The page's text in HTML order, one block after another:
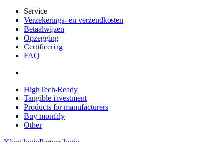
Service
Verzekerings- en verzendkosten
Betaalwijzen
Opzegging
Certificering
FAQ
HighTech-Ready
Tangible investment
Products for manufacturers
Buy monthly
Other